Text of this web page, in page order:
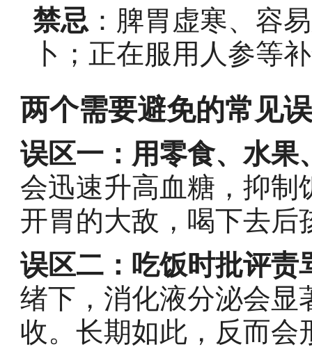
禁忌 ：脾胃虚寒、容
卜；正在服用人参等
两个需要避免的常见
误区一：用零食、水果
会迅速升高血糖，抑
开胃的大敌，喝下去后
误区二：吃饭时批评责
绪下，消化液分泌会
收。长期如此，反而会